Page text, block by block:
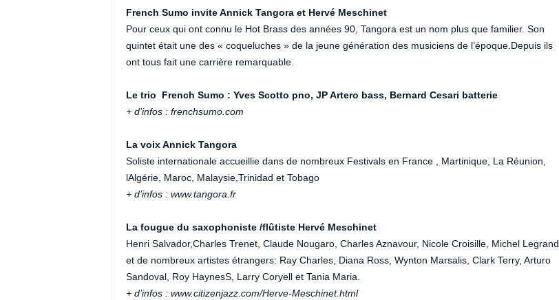
French Sumo invite Annick Tangora et Hervé Meschinet
Pour ceux qui ont connu le Hot Brass des années 90, Tangora est un nom plus que familier. Son
quintet était une des « coqueluches » de la jeune génération des musiciens de l’époque.Depuis ils
ont tous fait une carrière remarquable.
Le trio French Sumo : Yves Scotto pno, JP Artero bass, Bernard Cesari batterie
+ d’infos : frenchsumo.com
La voix Annick Tangora
Soliste internationale accueillie dans de nombreux Festivals en France , Martinique, La Réunion,
lAlgérie, Maroc, Malaysie,Trinidad et Tobago
+ d’infos : www.tangora.fr
La fougue du saxophoniste /flûtiste Hervé Meschinet
Henri Salvador,Charles Trenet, Claude Nougaro, Charles Aznavour, Nicole Croisille, Michel Legrand
et de nombreux artistes étrangers: Ray Charles, Diana Ross, Wynton Marsalis, Clark Terry, Arturo
Sandoval, Roy HaynesS, Larry Coryell et Tania Maria.
+ d’infos : www.citizenjazz.com/Herve-Meschinet.html